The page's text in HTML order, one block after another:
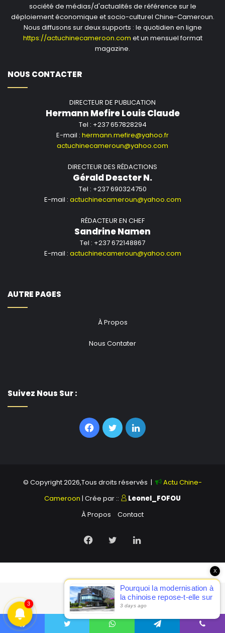
abri sûr, sans services de base et sans la protection
dont elles ont besoin pour survivre », a mis en garde
l’agence onusienne.
l’Organisation des Nations Unies
Jonglei provoque un exode massifappeared first on
African Media Agency
société de médias/d'actualités de référence sur le
déploiement économique et socio-culturel Chine-Cameroun.
Nous diffusons sur deux supports : le quotidien en ligne
https://actuchinecameroon.com et un mensuel format
magazine.
NOUS CONTACTER
DIRECTEUR DE PUBLICATION
Hermann Mefire Louis Claude
Tel : +237 657828294
E-mail : hermann.mefire@yahoo.fr
actuchinecameroun@yahoo.com
DIRECTEUR DES RÉDACTIONS
Gérald Descter N.
Tel : +237 690324750
E-mail : actuchinecameroun@yahoo.com
RÉDACTEUR EN CHEF
Sandrine Namen
Tel : +237 672148867
E-mail : actuchinecameroun@yahoo.com
AUTRE PAGES
À Propos
Nous Contater
Suivez Nous Sur :
Facebook
TwitterLinkedin
© Copyright 2026,Tous droits réservés |
Actu Chine-
Cameroon | Crée par ::
Leonel_FOFOU
À Propos
Contact
Facebook
TwitterLinkedin
3
X
Pourquoi la modernisation à
la chinoise repose-t-elle sur
la modernisation
? Xi Jinping établit des
3 days ago